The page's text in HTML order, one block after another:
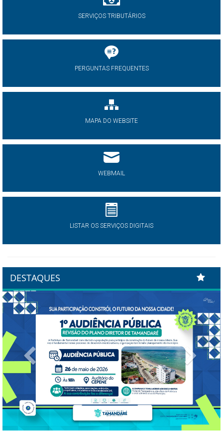
SERVIÇOS TRIBUTÁRIOS
PERGUNTAS FREQUENTES
MAPA DO WEBSITE
WEBMAIL
LISTAR OS SERVIÇOS DIGITAIS
DESTAQUES
Previous Next